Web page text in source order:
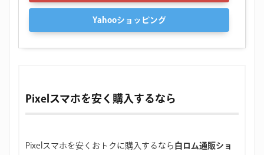
Yahooショッピング
Pixelスマホを安く購入するなら
Pixelスマホを安くおトクに購入するなら 白ロム通販ショ